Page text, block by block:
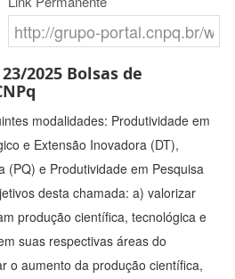
2025 Bolsas de
modalidades: Produtividade em
e Extensão Inovadora (DT),
(PQ) e Produtividade em Pesquisa
desta chamada: a) valorizar
produção científica, tecnológica e
suas respectivas áreas do
o aumento da produção científica,